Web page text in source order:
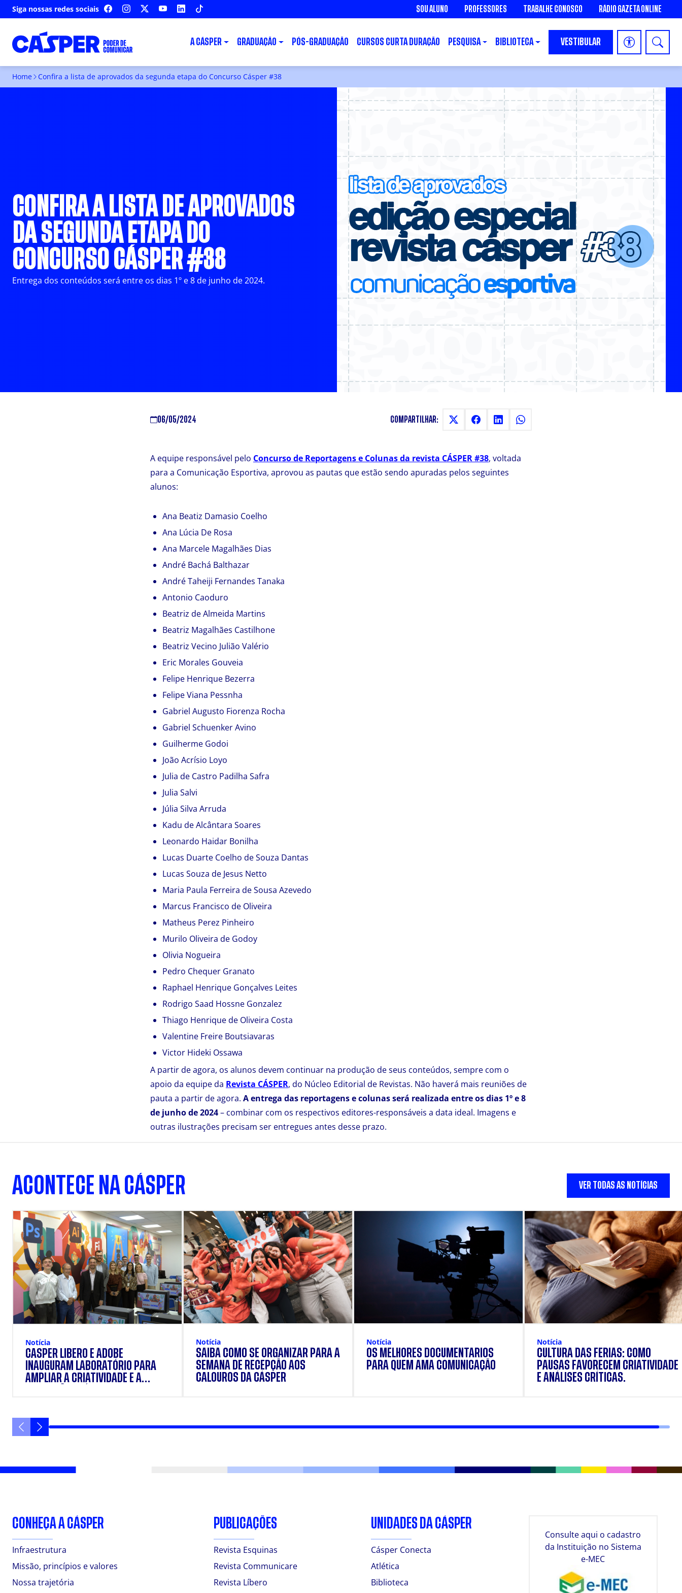
Siga nossas redes sociais FACEBOOKINSTAGRAM YOUTUBELINKEDIN SOU ALUNO PROFESSORES TRABALHE CONOSCO RÁDIO GAZETA ONLINE
A CÁSPER GRADUAÇÃO PÓS-GRADUAÇÃO CURSOS CURTA DURAÇÃO PESQUISA BIBLIOTECA VESTIBULAR
Home Confira a lista de aprovados da segunda etapa do Concurso Cásper #38
CONFIRA A LISTA DE APROVADOS
DA SEGUNDA ETAPA DO
CONCURSO CÁSPER #38
Entrega dos conteúdos será entre os dias 1º e 8 de junho de 2024.
06/05/2024 COMPARTILHAR:
A equipe responsável pelo Concurso de Reportagens e Colunas da revista CÁSPER #38, voltada
para a Comunicação Esportiva, aprovou as pautas que estão sendo apuradas pelos seguintes
alunos:
Ana Beatiz Damasio Coelho
Ana Lúcia De Rosa
Ana Marcele Magalhães Dias
André Bachá Balthazar
André Taheiji Fernandes Tanaka
Antonio Caoduro
Beatriz de Almeida Martins
Beatriz Magalhães Castilhone
Beatriz Vecino Julião Valério
Eric Morales Gouveia
Felipe Henrique Bezerra
Felipe Viana Pessnha
Gabriel Augusto Fiorenza Rocha
Gabriel Schuenker Avino
Guilherme Godoi
João Acrísio Loyo
Julia de Castro Padilha Safra
Julia Salvi
Júlia Silva Arruda
Kadu de Alcântara Soares
Leonardo Haidar Bonilha
Lucas Duarte Coelho de Souza Dantas
Lucas Souza de Jesus Netto
Maria Paula Ferreira de Sousa Azevedo
Marcus Francisco de Oliveira
Matheus Perez Pinheiro
Murilo Oliveira de Godoy
Olivia Nogueira
Pedro Chequer Granato
Raphael Henrique Gonçalves Leites
Rodrigo Saad Hossne Gonzalez
Thiago Henrique de Oliveira Costa
Valentine Freire Boutsiavaras
Victor Hideki Ossawa
A partir de agora, os alunos devem continuar na produção de seus conteúdos, sempre com o
apoio da equipe da Revista CÁSPER, do Núcleo Editorial de Revistas. Não haverá mais reuniões de
pauta a partir de agora. A entrega das reportagens e colunas será realizada entre os dias 1º e 8
de junho de 2024– combinar com os respectivos editores-responsáveis a data ideal. Imagens e
outras ilustrações precisam ser entregues antes desse prazo.
ACONTECE NA CÁSPER VER TODAS AS NOTÍCIAS
Notícia
CÁSPER LÍBERO E ADOBE
INAUGURAM LABORATÓRIO PARA
AMPLIAR A CRIATIVIDADE E A
Notícia
SAIBA COMO SE ORGANIZAR PARA A
SEMANA DE RECEPÇÃO AOS
CALOUROS DA CÁSPER
Notícia
OS MELHORES DOCUMENTÁRIOS
PARA QUEM AMA COMUNICAÇÃO
Notícia
CULTURA DAS FÉRIAS: COMO
PAUSAS FAVORECEM CRIATIVIDADE
E ANÁLISES CRÍTICAS.
CONHEÇA A CÁSPER
Infraestrutura
Missão, princípios e valores
Nossa trajetória
PUBLICAÇÕES
Revista Esquinas
Revista Communicare
Revista Líbero
UNIDADES DA CÁSPER
Cásper Conecta
Atlética
Biblioteca
Consulte aqui o cadastro
da Instituição no Sistema
e-MEC